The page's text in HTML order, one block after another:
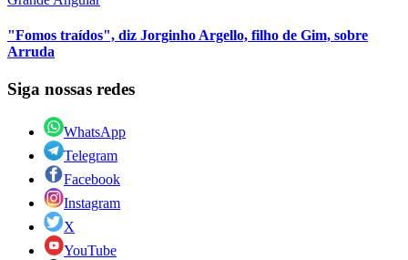
"Fomos traídos", diz Jorginho Argello, filho de Gim, sobre
Arruda
Siga nossas redes
WhatsApp
Telegram
Facebook
Instagram
X
YouTube